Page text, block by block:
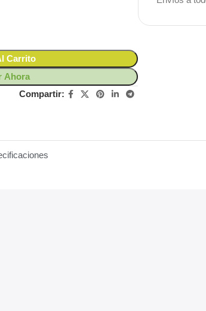
Carrito
Ahora
Compartir: